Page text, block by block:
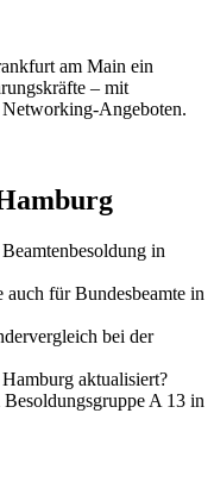
am Main ein
– mit
Angeboten.
in
für Bundesbeamte in
bei der
aktualisiert?
A 13 in